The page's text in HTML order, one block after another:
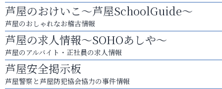
芦屋のおけいこ～芦屋SchoolGuide～
芦屋のおしゃれなお稽古情報
芦屋の求人情報～SOHOあしや～
芦屋のアルバイト・正社員の求人情報
芦屋安全掲示板
芦屋警察と芦屋防犯協会協力の事件情報